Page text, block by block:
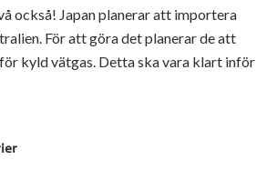
också! Japan planerar att importera
För att göra det planerar de att
kyld vätgas. Detta ska vara klart inför